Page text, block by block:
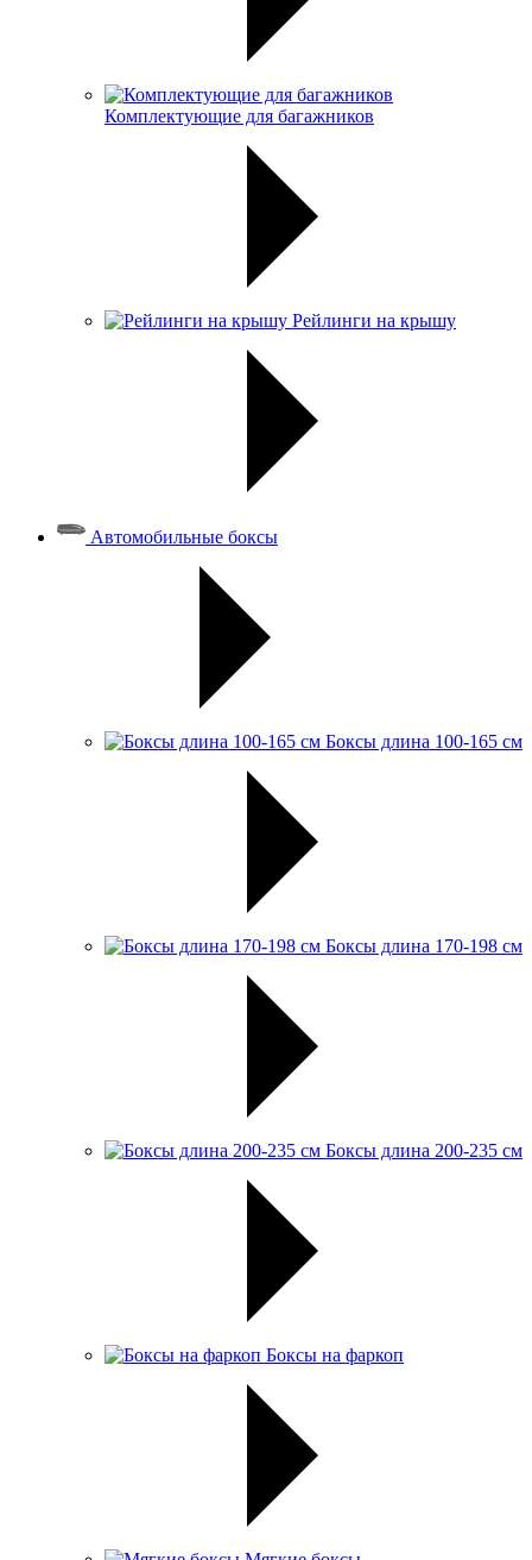
Комплектующие для багажников
Рейлинги на крышу
Автомобильные боксы
Боксы длина 100-165 см
Боксы длина 170-198 см
Боксы длина 200-235 см
Боксы на фаркоп